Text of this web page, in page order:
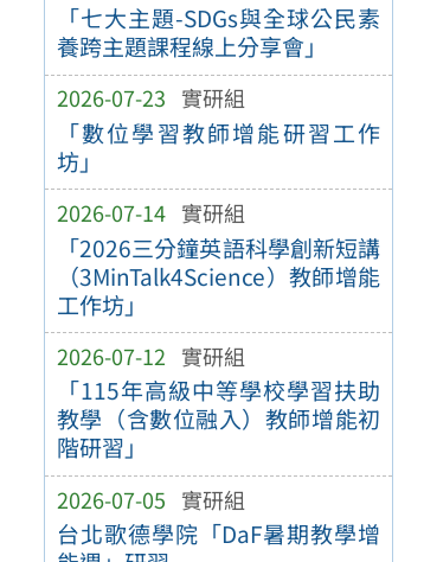
「七大主題-SDGs與全球公民素
養跨主題課程線上分享會」
2026-07-23 實研組
「數位學習教師增能研習工作
坊」
2026-07-14 實研組
「2026三分鐘英語科學創新短講
（3MinTalk4Science）教師增能
工作坊」
2026-07-12 實研組
「115年高級中等學校學習扶助
教學（含數位融入）教師增能初
階研習」
2026-07-05 實研組
台北歌德學院「DaF暑期教學增